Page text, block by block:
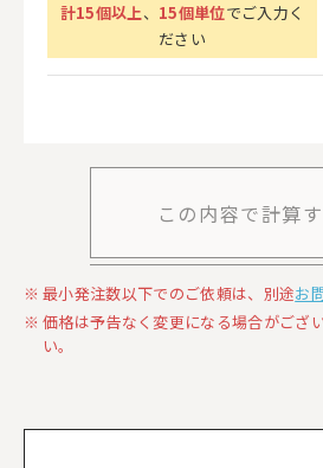
計15個以上、 15個単位でご入力く
ださい
この内容で計算
最小発注数以下でのご依頼は、別途お
価格は予告なく変更になる場合がござ
い。